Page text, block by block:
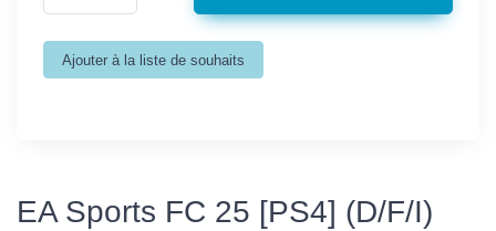
EA Sports FC 25 [PS4] (D/F/I)